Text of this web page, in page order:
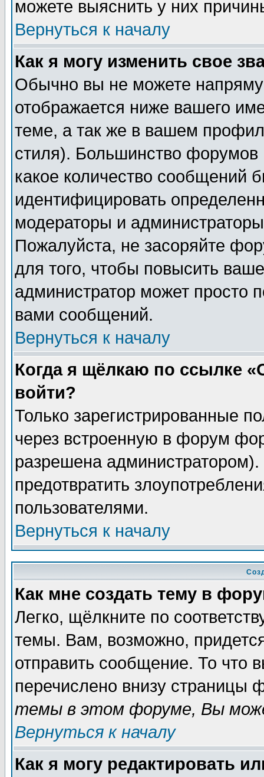
можете выяснить у них
Вернуться к началу
Как я могу изменить свое
Обычно вы не можете
отображается ниже вашего
теме, а так же в вашем
стиля). Большинство форумов
какое количество сообщений
идентифицировать
модераторы и
Пожалуйста, не засоряйте
для того, чтобы повысить
администратор может просто
вами сообщений.
Вернуться к началу
Когда я щёлкаю по ссылке
войти?
Только зарегистрированные
через встроенную в форум
разрешена
предотвратить
пользователями.
Вернуться к началу
Как мне создать тему в
Легко, щёлкните по
темы. Вам, возможно,
отправить сообщение. То что
перечислено внизу страницы
темы в этом форуме, Вы
Вернуться к началу
Как я могу редактировать